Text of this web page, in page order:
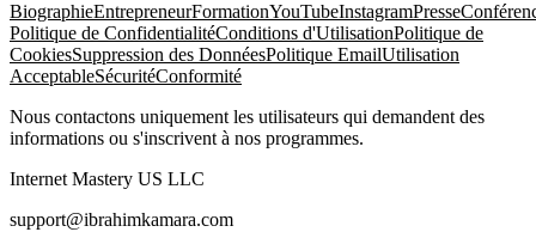
BiographieEntrepreneurFormationYouTubeInstagramPresse
Politique de ConfidentialitéConditions d'UtilisationPolitique de
CookiesSuppression des DonnéesPolitique EmailUtilisation
AcceptableSécuritéConformité
Nous contactons uniquement les utilisateurs qui demandent des
informations ou s'inscrivent à nos programmes.
Internet Mastery US LLC
support@ibrahimkamara.com